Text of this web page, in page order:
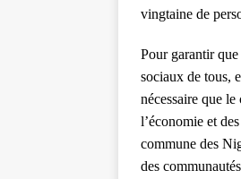
vingtaine de
Pour garantir
sociaux de tous,
nécessaire que
l’économie et
commune des
des